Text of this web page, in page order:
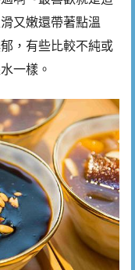
又嫩還帶著點溫
，有些比較不純或
一樣。